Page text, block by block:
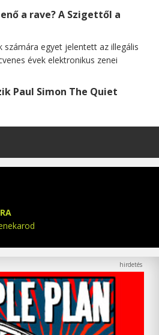
a rave? A Szigettől a
számára egyet jelentett az illegális
évek elektronikus zenei
Paul Simon The Quiet